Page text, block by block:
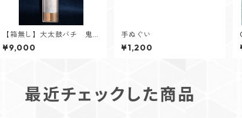
【箱無し】大太鼓バチ 鬼
太鼓座モデル
¥9,000
手ぬぐい
¥1,200
最近チェックした商品